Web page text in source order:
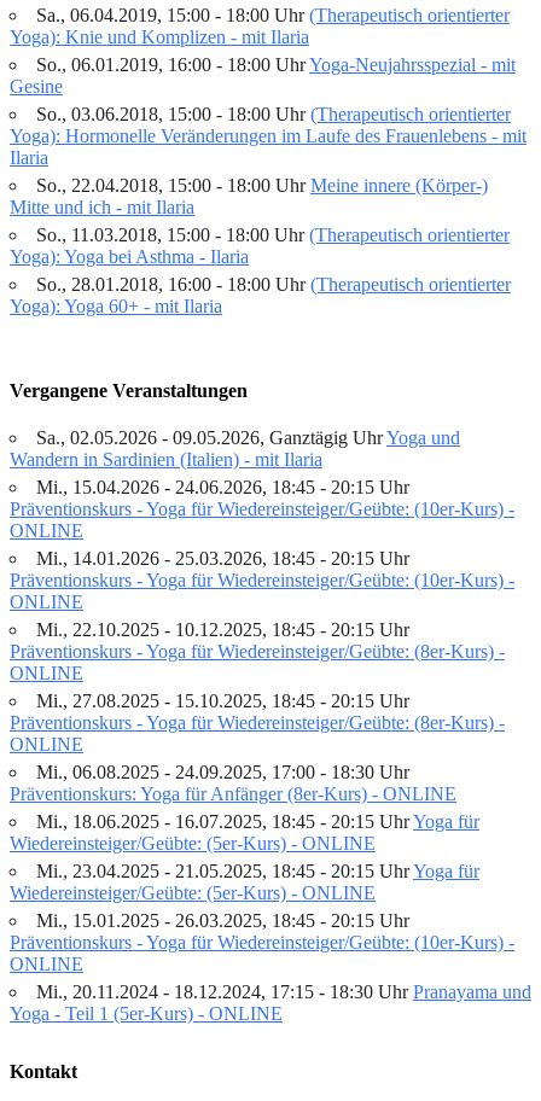
Sa., 06.04.2019, 15:00 - 18:00 Uhr(Therapeutisch orientierter
Yoga): Knie und Komplizen - mit Ilaria
So., 06.01.2019, 16:00 - 18:00 UhrYoga-Neujahrsspezial - mit
Gesine
So., 03.06.2018, 15:00 - 18:00 Uhr(Therapeutisch orientierter
Yoga): Hormonelle Veränderungen im Laufe des Frauenlebens - mit
Ilaria
So., 22.04.2018, 15:00 - 18:00 UhrMeine innere (Körper-)
Mitte und ich - mit Ilaria
So., 11.03.2018, 15:00 - 18:00 Uhr(Therapeutisch orientierter
Yoga): Yoga bei Asthma - Ilaria
So., 28.01.2018, 16:00 - 18:00 Uhr(Therapeutisch orientierter
Yoga): Yoga 60+ - mit Ilaria
Vergangene Veranstaltungen
Sa., 02.05.2026 - 09.05.2026, Ganztägig UhrYoga und
Wandern in Sardinien (Italien) - mit Ilaria
Mi., 15.04.2026 - 24.06.2026, 18:45 - 20:15 Uhr
Präventionskurs - Yoga für Wiedereinsteiger/Geübte: (10er-Kurs) -
ONLINE
Mi., 14.01.2026 - 25.03.2026, 18:45 - 20:15 Uhr
Präventionskurs - Yoga für Wiedereinsteiger/Geübte: (10er-Kurs) -
ONLINE
Mi., 22.10.2025 - 10.12.2025, 18:45 - 20:15 Uhr
Präventionskurs - Yoga für Wiedereinsteiger/Geübte: (8er-Kurs) -
ONLINE
Mi., 27.08.2025 - 15.10.2025, 18:45 - 20:15 Uhr
Präventionskurs - Yoga für Wiedereinsteiger/Geübte: (8er-Kurs) -
ONLINE
Mi., 06.08.2025 - 24.09.2025, 17:00 - 18:30 Uhr
Präventionskurs: Yoga für Anfänger (8er-Kurs) - ONLINE
Mi., 18.06.2025 - 16.07.2025, 18:45 - 20:15 UhrYoga für
Wiedereinsteiger/Geübte: (5er-Kurs) - ONLINE
Mi., 23.04.2025 - 21.05.2025, 18:45 - 20:15 UhrYoga für
Wiedereinsteiger/Geübte: (5er-Kurs) - ONLINE
Mi., 15.01.2025 - 26.03.2025, 18:45 - 20:15 Uhr
Präventionskurs - Yoga für Wiedereinsteiger/Geübte: (10er-Kurs) -
ONLINE
Mi., 20.11.2024 - 18.12.2024, 17:15 - 18:30 UhrPranayama und
Yoga - Teil 1 (5er-Kurs) - ONLINE
Kontakt